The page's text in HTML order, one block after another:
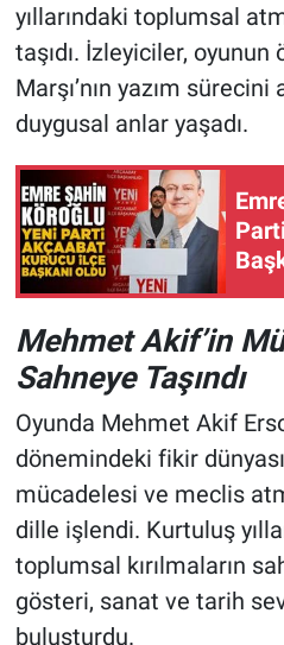
yıllarındaki toplumsal
taşıdı. İzleyiciler,
Marşı’nın yazım
duygusal anlar yaşadı.
Mehmet Akif’in
Sahneye Taşındı
Oyunda Mehmet Akif
dönemindeki fikir
mücadelesi ve meclis
dille işlendi. Kurtuluş
toplumsal kırılmaların
gösteri, sanat ve tarih
buluşturdu.